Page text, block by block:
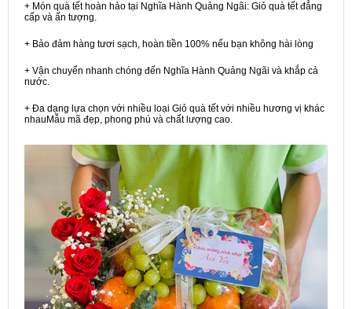
+ Món quà tết hoàn hảo tại Nghĩa Hành Quảng Ngãi: Giỏ quà tết đẳng
cấp và ấn tượng.
+ Bảo đảm hàng tươi sạch, hoàn tiền 100% nếu bạn không hài lòng
+ Vận chuyển nhanh chóng đến Nghĩa Hành Quảng Ngãi và khắp cả
nước.
+ Đa dạng lựa chọn với nhiều loại Giỏ quà tết với nhiều hương vị khác
nhauMẫu mã đẹp, phong phú và chất lượng cao.